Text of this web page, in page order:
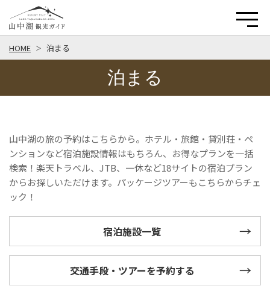
HOME 泊まる
泊まる
山中湖の旅の予約はこちらから。ホテル・旅館・貸別荘・ペ
ンションなど宿泊施設情報はもちろん、お得なプランを一括
検索！楽天トラベル、JTB、一休など18サイトの宿泊プラン
からお探しいただけます。パッケージツアーもこちらからチェ
ック！
宿泊施設一覧
交通手段・ツアーを予約する